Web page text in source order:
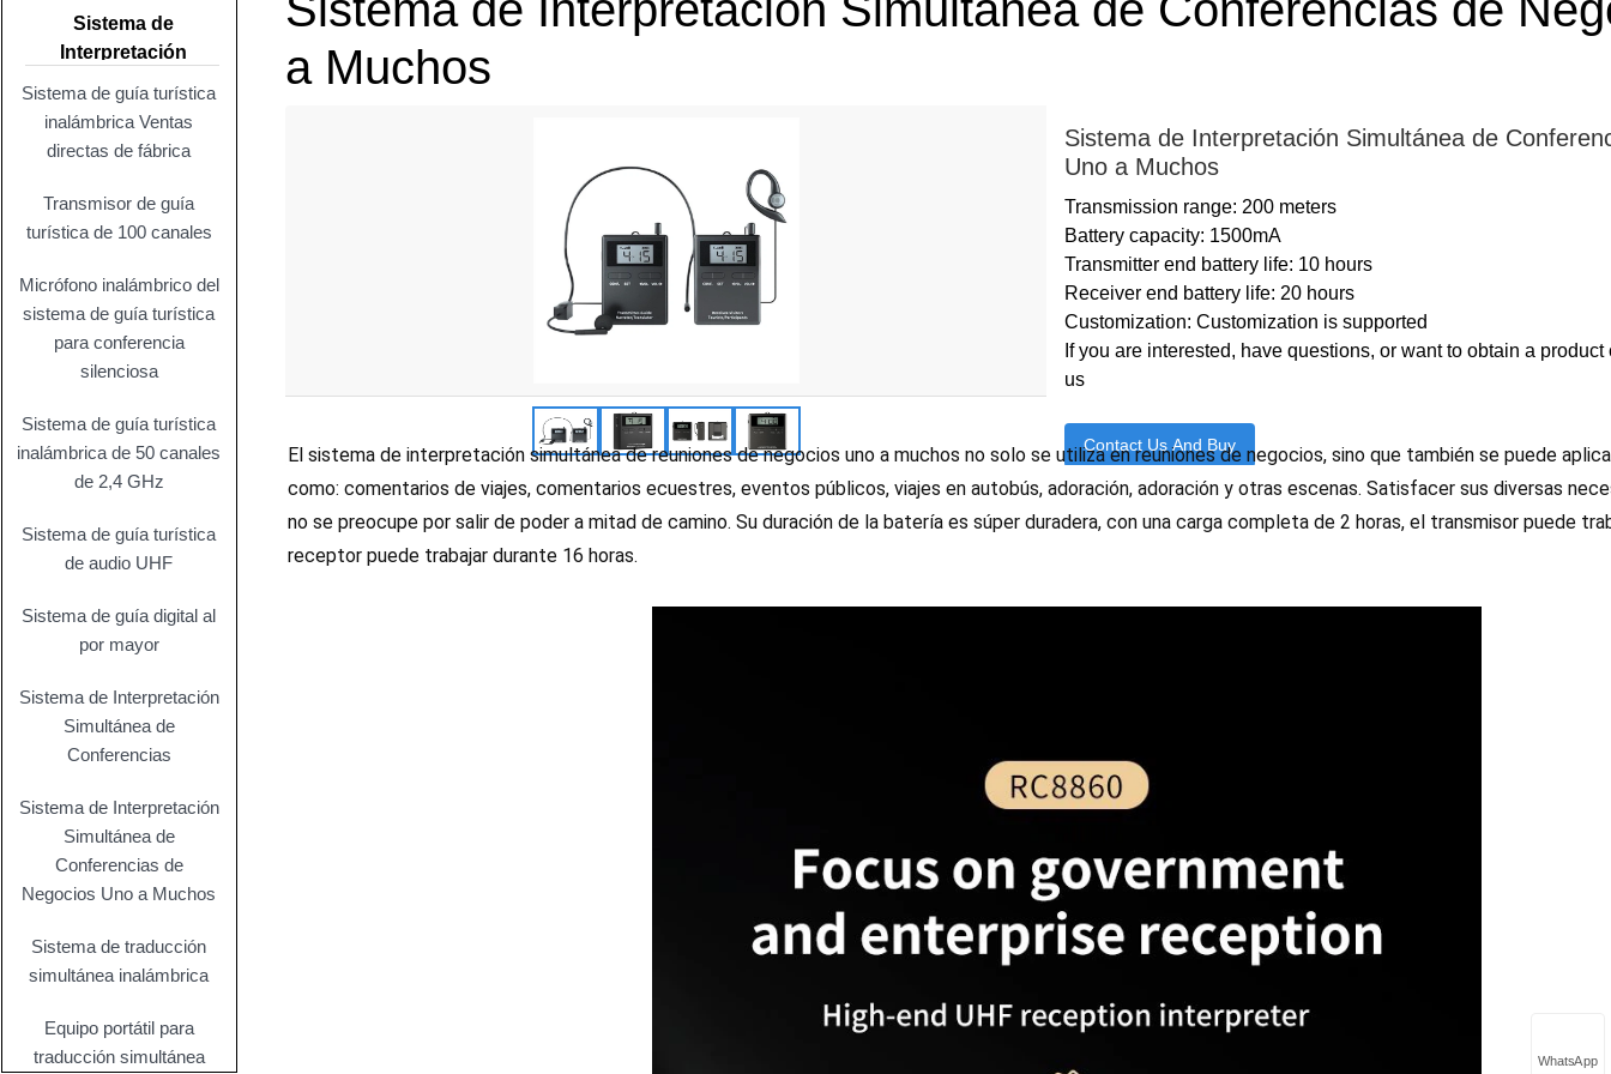
a Muchos
Sistema de Interpretación Simultánea de
Uno a Muchos
Transmission range: 200 meters
Battery capacity: 1500mA
Transmitter end battery life: 10 hours
Receiver end battery life: 20 hours
Customization: Customization is supported
If you are interested, have questions, or want to obtain a
us
Contact Us And Buy
El sistema de interpretación simultánea de reuniones de negocios uno a muchos no solo se utiliza en reuniones de negocios, sino que también se puede
como: comentarios de viajes, comentarios ecuestres, eventos públicos, viajes en autobús, adoración, adoración y otras escenas. Satisfacer sus diversas
no se preocupe por salir de poder a mitad de camino. Su duración de la batería es súper duradera, con una carga completa de 2 horas, el transmisor puede
receptor puede trabajar durante 16 horas.
Sistema de
Interpretación
Sistema de guía turística
inalámbrica Ventas
directas de fábrica
Transmisor de guía
turística de 100 canales
Micrófono inalámbrico del
sistema de guía turística
para conferencia
silenciosa
Sistema de guía turística
inalámbrica de 50 canales
de 2,4 GHz
Sistema de guía turística
de audio UHF
Sistema de guía digital al
por mayor
Sistema de Interpretación
Simultánea de
Conferencias
Sistema de Interpretación
Simultánea de
Conferencias de
Negocios Uno a Muchos
Sistema de traducción
simultánea inalámbrica
Equipo portátil para
traducción simultánea
WhatsApp